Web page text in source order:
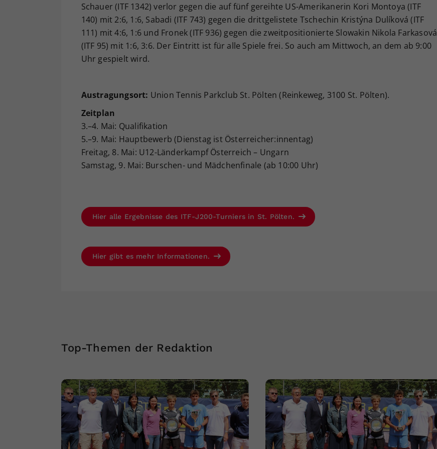
Schauer (ITF 1342) verlor gegen die auf fünf gereihte US-Amerikanerin Kori Montoya (ITF
140) mit 2:6, 1:6, Sabadi (ITF 743) gegen die drittgelistete Tschechin Kristýna Dulíková (ITF
111) mit 4:6, 1:6 und Fronek (ITF 936) gegen die zweitpositionierte Slowakin Nikola Farkasová
(ITF 95) mit 1:6, 3:6. Der Eintritt ist für alle Spiele frei. So auch am Mittwoch, an dem ab 9:00
Uhr gespielt wird.
Austragungsort: Union Tennis Parkclub St. Pölten (Reinkeweg, 3100 St. Pölten).
Zeitplan
3.–4. Mai: Qualifikation
5.–9. Mai: Hauptbewerb (Dienstag ist Österreicher:innentag)
Freitag, 8. Mai: U12-Länderkampf Österreich – Ungarn
Samstag, 9. Mai: Burschen- und Mädchenfinale (ab 10:00 Uhr)
Hier alle Ergebnisse des ITF-J200-Turniers in St. Pölten.
Hier gibt es mehr Informationen.
Top-Themen der Redaktion